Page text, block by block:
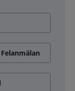
Felanmälan